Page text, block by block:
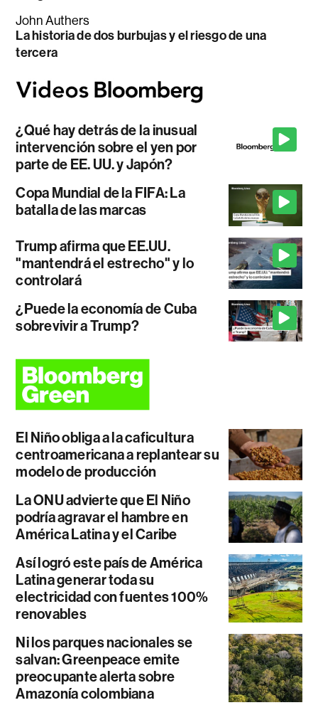
John Authers
La historia de dos burbujas y el riesgo de una
tercera
¿Qué hay detrás de la inusual
intervención sobre el yen por
parte de EE. UU. y Japón?
Copa Mundial de la FIFA: La
batalla de las marcas
Trump afirma que EE.UU.
"mantendrá el estrecho" y lo
controlará
¿Puede la economía de Cuba
sobrevivir a Trump?
El Niño obliga a la caficultura
centroamericana a replantear su
modelo de producción
La ONU advierte que El Niño
podría agravar el hambre en
América Latina y el Caribe
Así logró este país de América
Latina generar toda su
electricidad con fuentes 100%
renovables
Ni los parques nacionales se
salvan: Greenpeace emite
preocupante alerta sobre
Amazonía colombiana